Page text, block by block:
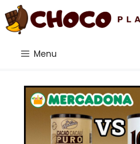
Saltar
al
contenido
Menu